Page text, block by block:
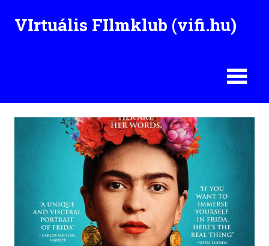
VIrtuális FIlmklub (vifi.hu)